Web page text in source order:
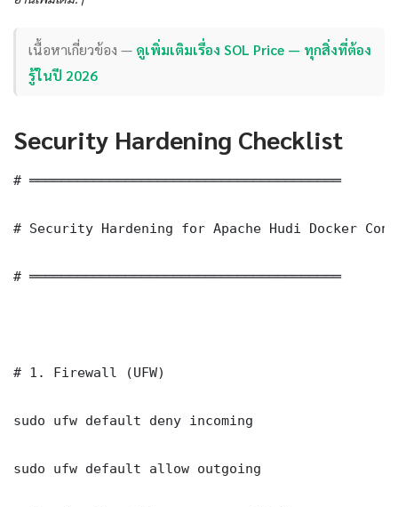
เนื้อหาเกี่ยวข้อง — ดูเพิ่มเติมเรื่อง SOL Price — ทุกสิ่งที่ต้อง
รู้ในปี 2026
Security Hardening Checklist
# ═══════════════════════════════════════
# Security Hardening for Apache Hudi Docker
# ═══════════════════════════════════════
# 1. Firewall (UFW)
sudo ufw default deny incoming
sudo ufw default allow outgoing